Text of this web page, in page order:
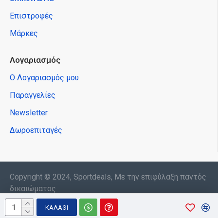
ΚΑΛΆΘΙ
Επιστροφές
Μάρκες
Λογαριασμός
Ο Λογαριασμός μου
Παραγγελίες
Newsletter
Δωροεπιταγές
Copyright © 2024, Sportdeals, Με την επιφύλαξη παντός
δικαιώματος